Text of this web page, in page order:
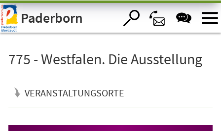
Visuelle
Assistenzsoftware
öffnen.Paderborn
775 - Westfalen. Die Ausstellung
VERANSTALTUNGSORTE